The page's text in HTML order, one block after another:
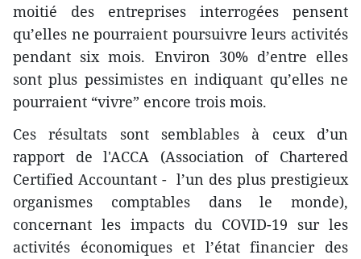
moitié des entreprises interrogées pensent
qu’elles ne pourraient poursuivre leurs activités
pendant six mois. Environ 30% d’entre elles
sont plus pessimistes en indiquant qu’elles ne
pourraient “vivre” encore trois mois.
Ces résultats sont semblables à ceux d’un
rapport de l'ACCA (Association of Chartered
Certified Accountant - l’un des plus prestigieux
organismes comptables dans le monde),
concernant les impacts du COVID-19 sur les
activités économiques et l’état financier des